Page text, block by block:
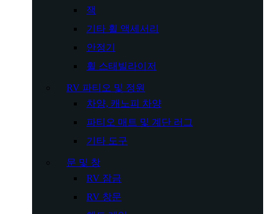
잭
기타 휠 액세서리
안정기
휠 스태빌라이저
RV 파티오 및 정원
차양, 캐노피 차양
파티오 매트 및 계단 러그
기타 도구
문 및 창
RV 잠금
RV 창문